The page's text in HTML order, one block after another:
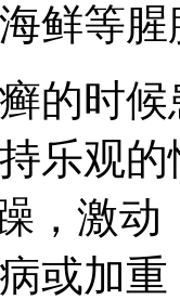
鲜等
的时
乐观
，激
或加